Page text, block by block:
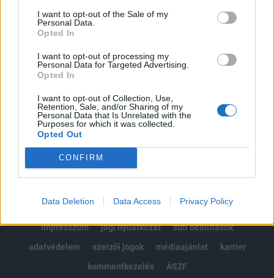
I want to opt-out of the Sale of my
Personal Data.
Opted In
I want to opt-out of processing my
Personal Data for Targeted Advertising.
Opted In
I want to opt-out of Collection, Use,
Retention, Sale, and/or Sharing of my
Personal Data that Is Unrelated with the
Purposes for which it was collected.
Opted Out
CONFIRM
Data Deletion Data Access Privacy Policy
Kötéslisták: BÉT elmúlt 2 év napon belüli
kötéslistái
Előfizetés
MÁR ELŐFIZETŐNK VAGY?BEJELENTKEZÉS
impresszum
jogi nyilatkozat
süti beállítások
adatvédelem
szerzői jogok médiaajánlat
karrier
kommentkezelés
ÁSZF